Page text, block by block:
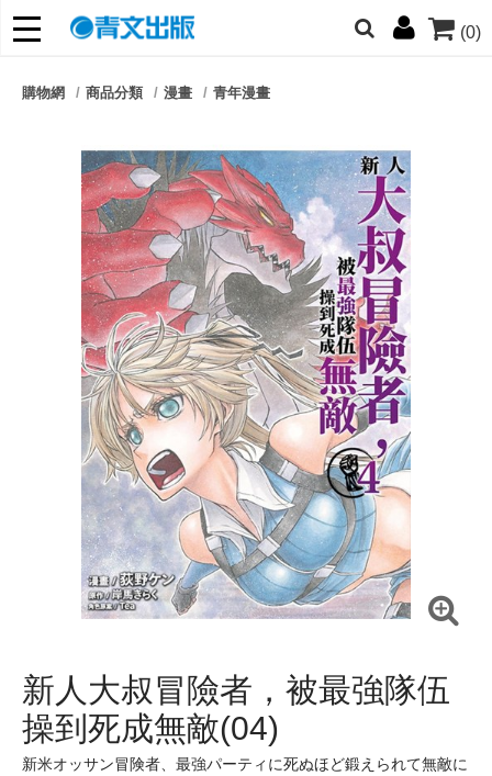
(0)
朋友們，提高警覺！
購物網 商品分類 漫畫 青年漫畫
新人大叔冒險者，被最強隊伍
操到死成無敵(04)
新米オッサン冒険者、最強パーティに死ぬほど鍛えられて無敵に